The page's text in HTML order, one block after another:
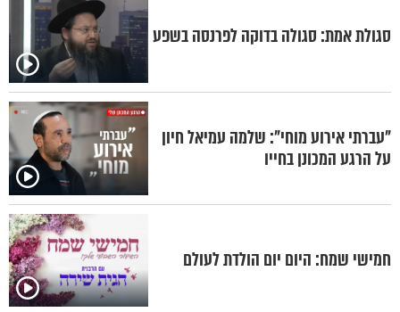
סגולת אמת: סגולה בדוקה לפרנסה בשפע
"עברתי אירוע מוחי": שלמה עמיאל חיון
על הרגע המכונן בחייו
חמישי שמח: היום יום הולדת לעולם